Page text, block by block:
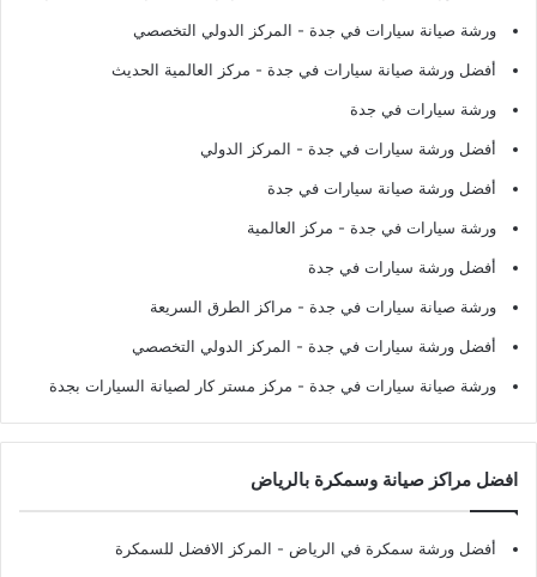
ورشة صيانة سيارات في جدة - المركز الدولي التخصصي
أفضل ورشة صيانة سيارات في جدة - مركز العالمية الحديث
ورشة سيارات في جدة
أفضل ورشة سيارات في جدة - المركز الدولي
أفضل ورشة صيانة سيارات في جدة
ورشة سيارات في جدة - مركز العالمية
أفضل ورشة سيارات في جدة
ورشة صيانة سيارات في جدة - مراكز الطرق السريعة
أفضل ورشة سيارات في جدة - المركز الدولي التخصصي
ورشة صيانة سيارات في جدة - مركز مستر كار لصيانة السيارات بجدة
افضل مراكز صيانة وسمكرة بالرياض
أفضل ورشة سمكرة في الرياض - المركز الافضل للسمكرة